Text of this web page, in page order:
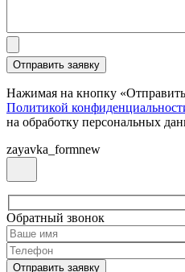
Нажимая на кнопку «Отправить
Политикой
на обработку персональных
zayavka_formnew
Обратный звонок